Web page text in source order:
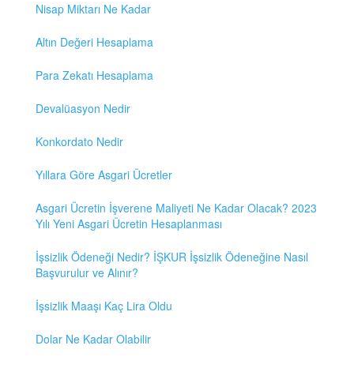
Nisap Miktarı Ne Kadar
Altın Değeri Hesaplama
Para Zekatı Hesaplama
Devalüasyon Nedir
Konkordato Nedir
Yıllara Göre Asgari Ücretler
Asgari Ücretin İşverene Maliyeti Ne Kadar Olacak? 2023
Yılı Yeni Asgari Ücretin Hesaplanması
İşsizlik Ödeneği Nedir? İŞKUR İşsizlik Ödeneğine Nasıl
Başvurulur ve Alınır?
İşsizlik Maaşı Kaç Lira Oldu
Dolar Ne Kadar Olabilir